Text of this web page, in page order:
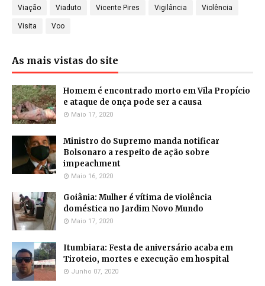
Viação Viaduto Vicente Pires Vigilância Violência
Visita Voo
As mais vistas do site
Homem é encontrado morto em Vila Propício
e ataque de onça pode ser a causa
Maio 17, 2020
Ministro do Supremo manda notificar
Bolsonaro a respeito de ação sobre
impeachment
Maio 16, 2020
Goiânia: Mulher é vítima de violência
doméstica no Jardim Novo Mundo
Maio 17, 2020
Itumbiara: Festa de aniversário acaba em
Tiroteio, mortes e execução em hospital
Junho 07, 2020